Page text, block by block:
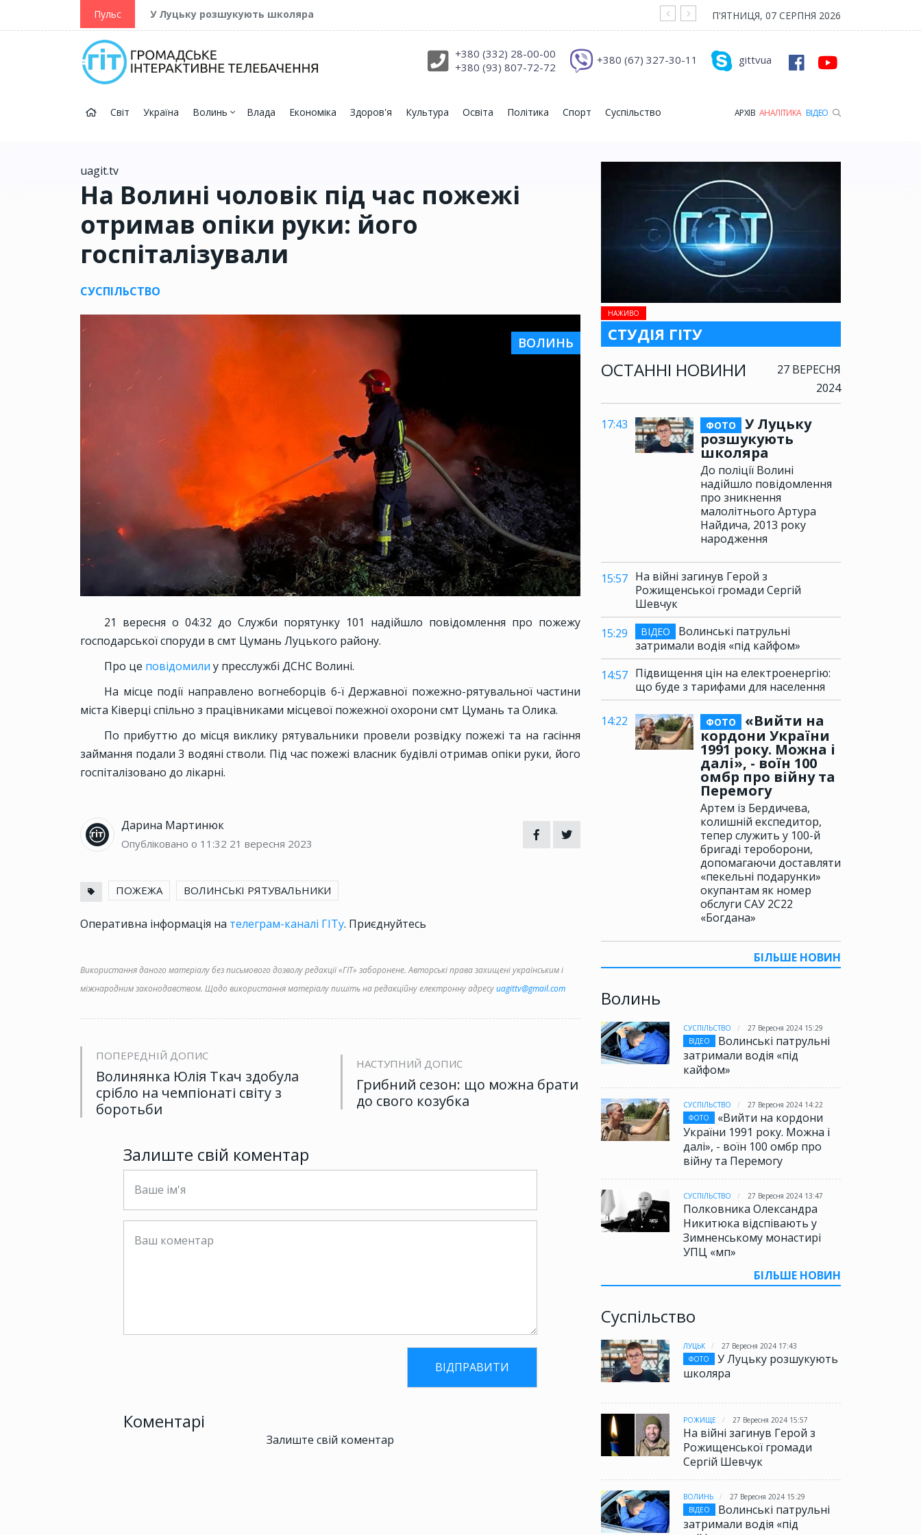
Пульс У Луцьку розшукують школяра На війні загинув Герой з Рожищенської
П'ЯТНИЦЯ, 07 СЕРПНЯ 2026
gittvua
+380 (67) 327-30-11
+380 (332) 28-00-00
+380 (93) 807-72-72
Світ Україна Волинь Влада Економіка Здоров'я Культура Освіта Політика Спорт Суспільство АРХІВ АНАЛІТИКА ВІДЕО
НАЖИВО
СТУДІЯ ГІТУ
ОСТАННІ НОВИНИ
27 ВЕРЕСНЯ
2024
17:43 ФОТО
У Луцьку
розшукують
школяра
До поліції Волині
надійшло повідомлення
про зникнення
малолітнього Артура
Найдича, 2013 року
народження
15:57 На війні загинув Герой з
Рожищенської громади Сергій
Шевчук
15:29
ВІДЕО
Волинські патрульні
затримали водія «під кайфом»
14:57 Підвищення цін на електроенергію:
що буде з тарифами для населення
14:22 ФОТО
«Вийти на
кордони України
1991 року. Можна і
далі», - воїн 100
омбр про війну та
Перемогу
Артем із Бердичева,
колишній експедитор,
тепер служить у 100-й
бригаді тероборони,
допомагаючи доставляти
«пекельні подарунки»
окупантам як номер
обслуги САУ 2С22
«Богдана»
БІЛЬШЕ НОВИН
Волинь
СУСПІЛЬСТВО
27 Вересня 2024 15:29
ВІДЕО
Волинські патрульні
затримали водія «під
кайфом»
СУСПІЛЬСТВО
27 Вересня 2024 14:22
ФОТО
«Вийти на кордони
України 1991 року. Можна і
далі», - воїн 100 омбр про
війну та Перемогу
СУСПІЛЬСТВО 27 Вересня 2024 13:47
Полковника Олександра
Никитюка відспівають у
Зимненському монастирі
УПЦ «мп»
БІЛЬШЕ НОВИН
Суспільство
ЛУЦЬК
27 Вересня 2024 17:43
ФОТО
У Луцьку розшукують
школяра
РОЖИЩЕ 27 Вересня 2024 15:57
На війні загинув Герой з
Рожищенської громади
Сергій Шевчук
ВОЛИНЬ
27 Вересня 2024 15:29
ВІДЕО
Волинські патрульні
затримали водія «під
uagit.tv
На Волині чоловік під час пожежі
отримав опіки руки: його
госпіталізували
СУСПІЛЬСТВО
ВОЛИНЬ
21 вересня о 04:32 до Служби порятунку 101 надійшло повідомлення про пожежу
господарської споруди в смт Цумань Луцького району.
Про це повідомили у пресслужбі ДСНС Волині.
На місце події направлено вогнеборців 6-ї Державної пожежно-рятувальної частини
міста Ківерці спільно з працівниками місцевої пожежної охорони смт Цумань та Олика.
По прибуттю до місця виклику рятувальники провели розвідку пожежі та на гасіння
займання подали 3 водяні стволи. Під час пожежі власник будівлі отримав опіки руки, його
госпіталізовано до лікарні.
Дарина Мартинюк
Опубліковано о 11:32 21 вересня 2023
ПОЖЕЖА ВОЛИНСЬКІ РЯТУВАЛЬНИКИ
Оперативна інформація на телеграм-каналі ГІТу. Приєднуйтесь
Використання даного матеріалу без письмового дозволу редакції «ГІТ» заборонене. Авторські права захищені українським і
міжнародним законодавством. Щодо використання матеріалу пишіть на редакційну електронну адресуuagittv@gmail.com
ПОПЕРЕДНІЙ ДОПИС
Волинянка Юлія Ткач здобула
срібло на чемпіонаті світу з
боротьби
НАСТУПНИЙ ДОПИС
Грибний сезон: що можна брати
до свого козубка
Залиште свій коментар
Коментарі
Залиште свій коментар